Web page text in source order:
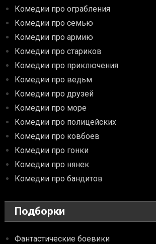
Комедии про ограбления
Комедии про семью
Комедии про армию
Комедии про стариков
Комедии про приключения
Комедии про ведьм
Комедии про друзей
Комедии про море
Комедии про полицейских
Комедии про ковбоев
Комедии про гонки
Комедии про нянек
Комедии про бандитов
Подборки
Фантастические боевики